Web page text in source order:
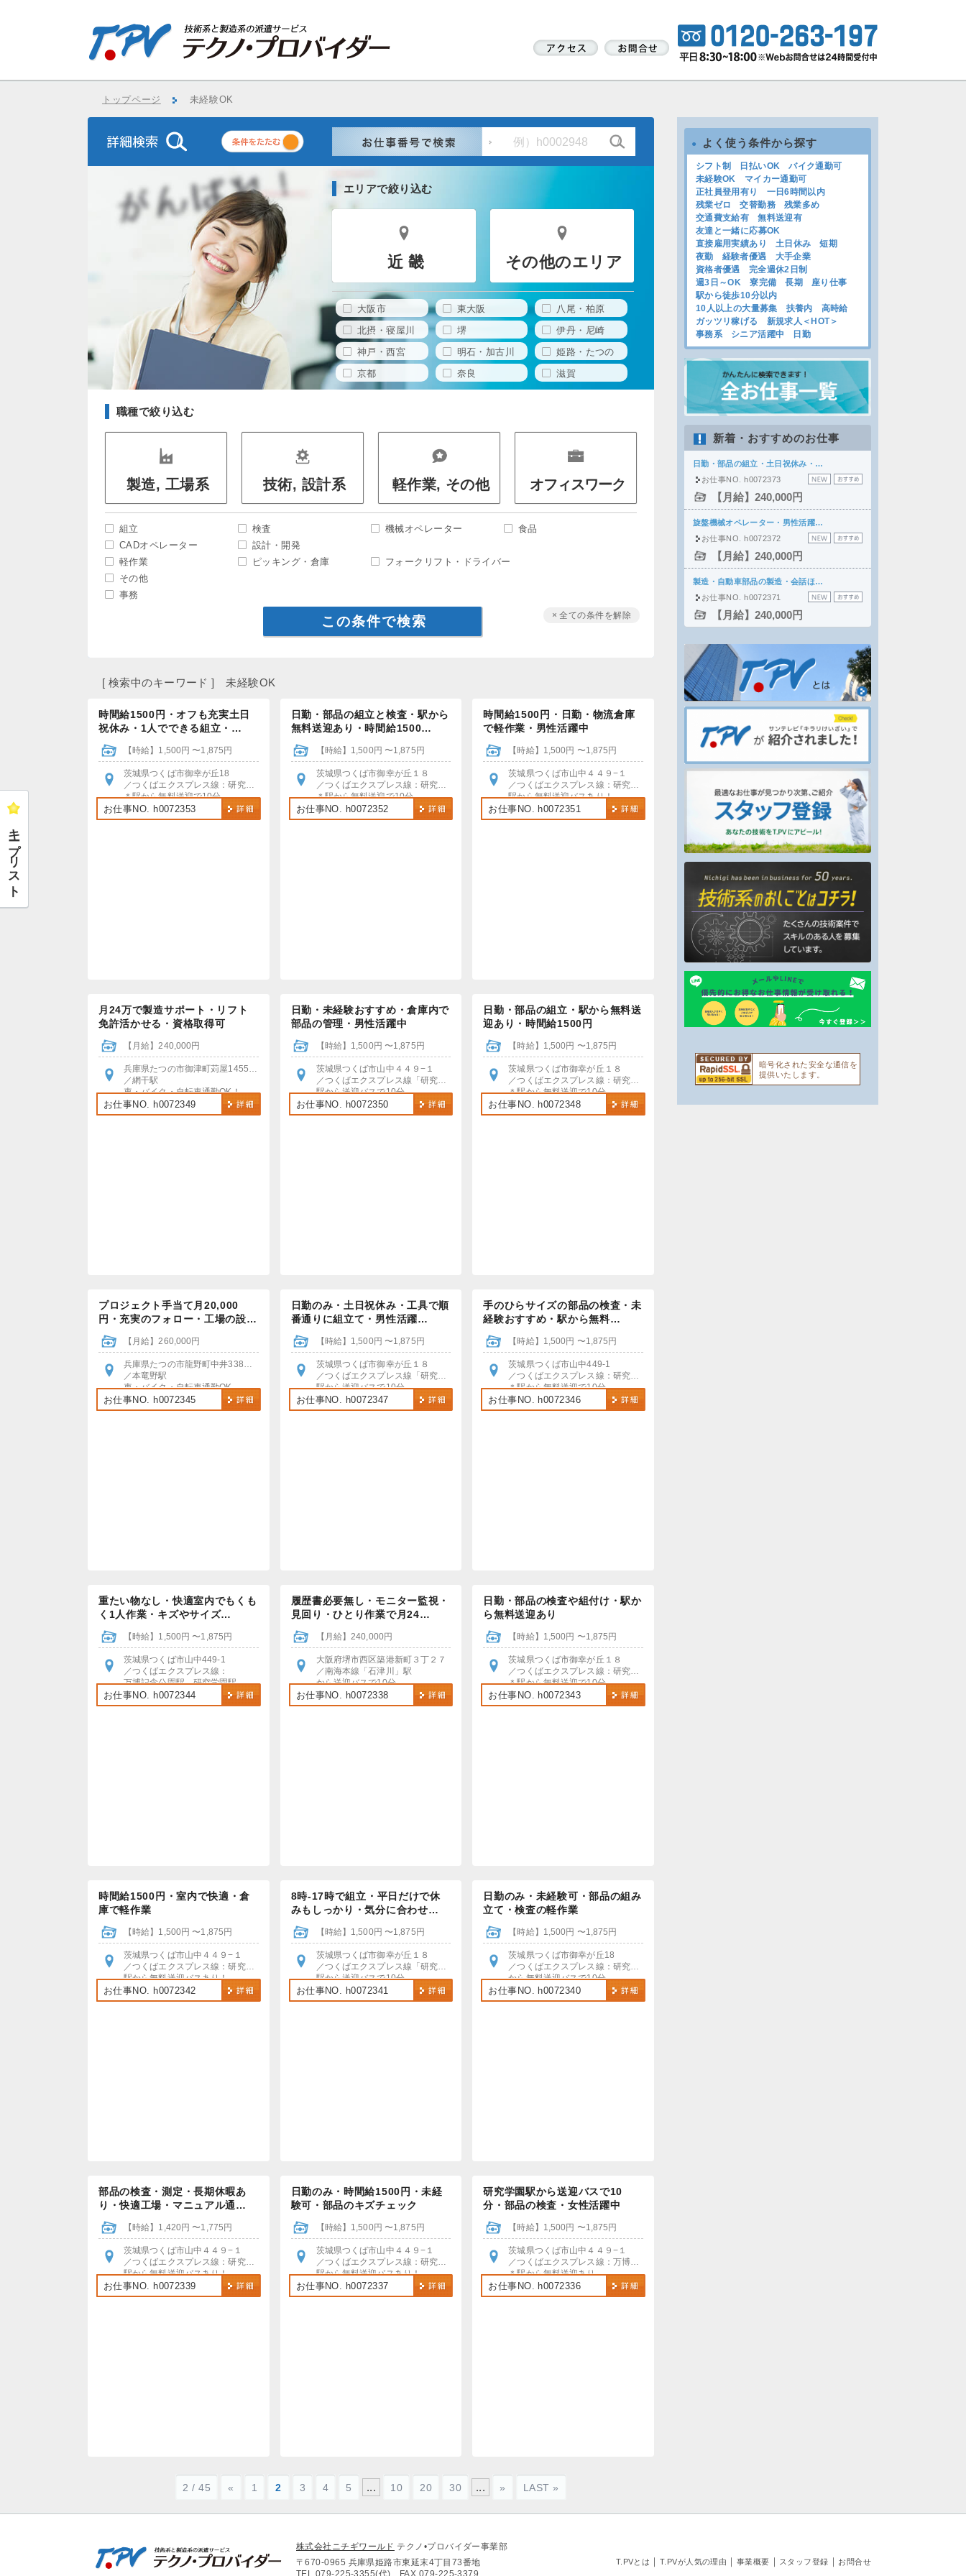
トップページ 未経験OK
件
エリアで絞り込む
近 畿 その他のエリア
大阪市 東大阪
八尾・柏原
北摂・寝屋川
堺
伊丹・尼崎
神戸・西宮
明石・加古川
姫路・たつの
京都
奈良 滋賀
職種で絞り込む
製造, 工場系 技術, 設計系 軽作業, その他 オフィスワーク
組立 検査 機械オペレーター
食品
CADオペレーター
設計・開発
軽作業
ピッキング・倉庫
フォークリフト・ドライバー
その他
事務
× 全ての条件を解除
[ 検索中のキーワード ] 未経験OK
時間給1500円・オフも充実土日
祝休み・1人でできる組立・…
【時給】1,500円 〜1,875円
茨城県つくば市御幸が丘18
／つくばエクスプレス線：研究学園駅
＊駅から無料送迎で10分
＊車・バイク・自転車通勤OK！
＊無料駐車場あり
お仕事NO. h0072353
日勤・部品の組立と検査・駅から
無料送迎あり・時間給1500…
【時給】1,500円 〜1,875円
茨城県つくば市御幸が丘１８
／つくばエクスプレス線：研究学園駅
＊駅から無料送迎で10分
＊車・バイク・自転車通勤OK！
＊無料駐車場あり
お仕事NO. h0072352
時間給1500円・日勤・物流倉庫
で軽作業・男性活躍中
【時給】1,500円 〜1,875円
茨城県つくば市山中４４９−１
／つくばエクスプレス線：研究学園駅
駅から無料送迎バスあり！
自動車・バイク・自転車通勤OK
（駐車場・駐輪場無料）
お仕事NO. h0072351
月24万で製造サポート・リフト
免許活かせる・資格取得可
【月給】240,000円
兵庫県たつの市御津町苅屋1455番地
／網干駅
車・バイク・自転車通勤OK！
お仕事NO. h0072349
日勤・未経験おすすめ・倉庫内で
部品の管理・男性活躍中
【時給】1,500円 〜1,875円
茨城県つくば市山中４４９−１
／つくばエクスプレス線「研究学園駅」
駅から送迎バスで10分
車・バイク・自転車通勤OK
駐車場・駐輪場あり（無料）
お仕事NO. h0072350
日勤・部品の組立・駅から無料送
迎あり・時間給1500円
【時給】1,500円 〜1,875円
茨城県つくば市御幸が丘１８
／つくばエクスプレス線：研究学園駅
＊駅から無料送迎で10分
＊車・バイク・自転車通勤OK！
＊無料駐車場あり
お仕事NO. h0072348
プロジェクト手当て月20,000
円・充実のフォロー・工場の設…
【月給】260,000円
兵庫県たつの市龍野町中井338番地
／本竜野駅
車・バイク・自転車通勤OK
お仕事NO. h0072345
日勤のみ・土日祝休み・工具で順
番通りに組立て・男性活躍…
【時給】1,500円 〜1,875円
茨城県つくば市御幸が丘１８
／つくばエクスプレス線「研究学園駅」
駅から送迎バスで10分
車・バイク・自転車通勤OK
駐車場・駐輪場あり（無料）
お仕事NO. h0072347
手のひらサイズの部品の検査・未
経験おすすめ・駅から無料…
【時給】1,500円 〜1,875円
茨城県つくば市山中449-1
／つくばエクスプレス線：研究学園駅
＊駅から無料送迎で10分
＊車・バイク・自転車通勤OK！
＊無料駐車場あり
お仕事NO. h0072346
重たい物なし・快適室内でもくも
く1人作業・キズやサイズ…
【時給】1,500円 〜1,875円
茨城県つくば市山中449-1
／つくばエクスプレス線：
万博記念公園駅、研究学園駅
研究学園駅より無料送迎ﾊﾞｽあり
＊車やバイクでの通勤もOK！
お仕事NO. h0072344
履歴書必要無し・モニター監視・
見回り・ひとり作業で月24…
【月給】240,000円
大阪府堺市西区築港新町３丁２７
／南海本線「石津川」駅
から送迎バスで10分
車・バイク・自転車通勤OK！
お仕事NO. h0072338
日勤・部品の検査や組付け・駅か
ら無料送迎あり
【時給】1,500円 〜1,875円
茨城県つくば市御幸が丘１８
／つくばエクスプレス線：研究学園駅
＊駅から無料送迎で10分
＊車・バイク・自転車通勤OK！
＊無料駐車場あり
お仕事NO. h0072343
時間給1500円・室内で快適・倉
庫で軽作業
【時給】1,500円 〜1,875円
茨城県つくば市山中４４９−１
／つくばエクスプレス線：研究学園駅
駅から無料送迎バスあり！
自動車・バイク・自転車通勤OK
（駐車場・駐輪場無料）
お仕事NO. h0072342
8時‐17時で組立・平日だけで休
みもしっかり・気分に合わせ…
【時給】1,500円 〜1,875円
茨城県つくば市御幸が丘１８
／つくばエクスプレス線「研究学園駅」
駅から送迎バスで10分
車・バイク・自転車通勤OK
駐車場・駐輪場あり（無料）
お仕事NO. h0072341
日勤のみ・未経験可・部品の組み
立て・検査の軽作業
【時給】1,500円 〜1,875円
茨城県つくば市御幸が丘18
／つくばエクスプレス線：研究学園駅
から無料送迎バスで10分
車・バイク・自転車通勤OK！
お仕事NO. h0072340
部品の検査・測定・長期休暇あ
り・快適工場・マニュアル通…
【時給】1,420円 〜1,775円
茨城県つくば市山中４４９−１
／つくばエクスプレス線：研究学園駅
駅から無料送迎バスあり！
自動車・バイク・自転車通勤OK
（駐車場・駐輪場無料）
お仕事NO. h0072339
日勤のみ・時間給1500円・未経
験可・部品のキズチェック
【時給】1,500円 〜1,875円
茨城県つくば市山中４４９−１
／つくばエクスプレス線：研究学園駅
駅から無料送迎バスあり！
自動車・バイク・自転車通勤OK
駐車場・駐輪場無料
お仕事NO. h0072337
研究学園駅から送迎バスで10
分・部品の検査・女性活躍中
【時給】1,500円 〜1,875円
茨城県つくば市山中４４９−１
／つくばエクスプレス線：万博記念公園駅・研究学園駅
＊駅から無料送迎あり
＊車・バイク・自転車通勤OK！
＊無料駐車場あり
お仕事NO. h0072336
2 / 45 « 1 2 3 4 5 ... 10 20 30 ... » LAST »
● よく使う条件から探す
シフト制 日払いOK
バイク通勤可
未経験OK
マイカー通勤可
正社員登用有り
一日6時間以内
残業ゼロ
交替勤務
残業多め
交通費支給有
無料送迎有
友達と一緒に応募OK
直接雇用実績あり
土日休み
短期
夜勤
経験者優遇
大手企業
資格者優遇
完全週休2日制
週3日～OK
寮完備 長期
座り仕事
駅から徒歩10分以内
10人以上の大量募集
扶養内
高時給
ガッツリ稼げる
新規求人＜HOT＞
事務系
シニア活躍中 日勤
新着・おすすめのお仕事
日勤・部品の組立・土日祝休み・…
お仕事NO. h0072373
【月給】240,000円
旋盤機械オペレーター・男性活躍…
お仕事NO. h0072372
【月給】240,000円
製造・自動車部品の製造・会話ほ…
お仕事NO. h0072371
【月給】240,000円
暗号化された安全な通信を
提供いたします。
キープリスト
株式会社ニチギワールド テクノ•プロバイダー事業部
〒670-0965 兵庫県姫路市東延末4丁目73番地
TEL.079-225-3355(代) FAX.079-225-3379
T.PVとは ｜ T.PVが人気の理由 ｜ 事業概要 ｜ スタッフ登録 ｜ お問合せ